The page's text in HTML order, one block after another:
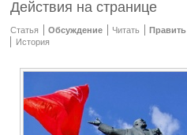
Действия на странице
Статья Обсуждение Читать
Править
История